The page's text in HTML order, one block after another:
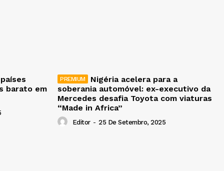
barato em
Nigéria acelera para a
soberania automóvel: ex-executivo da
Mercedes desafia Toyota com viaturas
“Made in Africa”
Editor - 25 De Setembro, 2025